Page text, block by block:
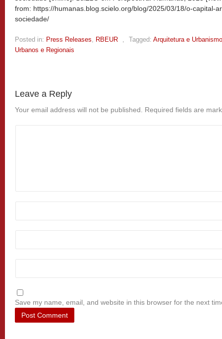
from: https://humanas.blog.scielo.org/blog/2025/03/18/o-capital-
sociedade/
Posted in: Press Releases RBEUR Tagged: Arquitetura e Urbanismo
Urbanos e Regionais
Leave a Reply
Your email address will not be published. Required fields are
Save my name, email, and website in this browser for the next